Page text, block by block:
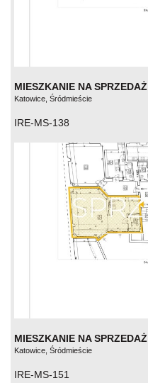
MIESZKANIE NA SPRZEDAŻ
Katowice, Śródmieście
IRE-MS-138
MIESZKANIE NA SPRZEDAŻ
Katowice, Śródmieście
IRE-MS-151